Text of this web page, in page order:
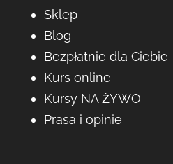
Sklep
Blog
Bezpłatnie dla Ciebie
Kurs online
Kursy NA ŻYWO
Prasa i opinie